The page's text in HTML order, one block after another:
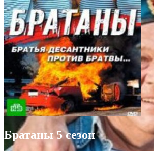
Братаны 5 сезон